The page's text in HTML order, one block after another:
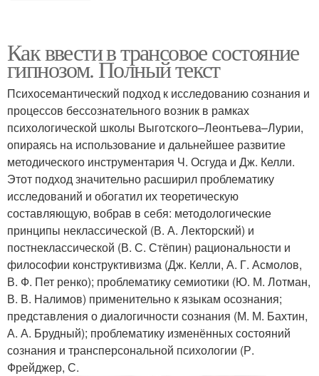
Как ввести в трансовое состояние
гипнозом. Полный текст
Психосемантический подход к исследованию сознания и
процессов бессознательного возник в рамках
психологической школы Выготского–Леонтьева–Лурии,
опираясь на использование и дальнейшее развитие
методического инструментария Ч. Осгуда и Дж. Келли.
Этот подход значительно расширил проблематику
исследований и обогатил их теоретическую
составляющую, вобрав в себя: методологические
принципы неклассической (В. А. Лекторский) и
постнеклассической (В. С. Стёпин) рациональности и
философии конструктивизма (Дж. Келли, А. Г. Асмолов,
В. Ф. Пет ренко); проблематику семиотики (Ю. М. Лотман,
В. В. Налимов) применительно к языкам осознания;
представления о диалогичности сознания (М. М. Бахтин,
А. А. Брудный); проблематику изменённых состояний
сознания и трансперсональной психологии (Р.
Фрейджер, С.